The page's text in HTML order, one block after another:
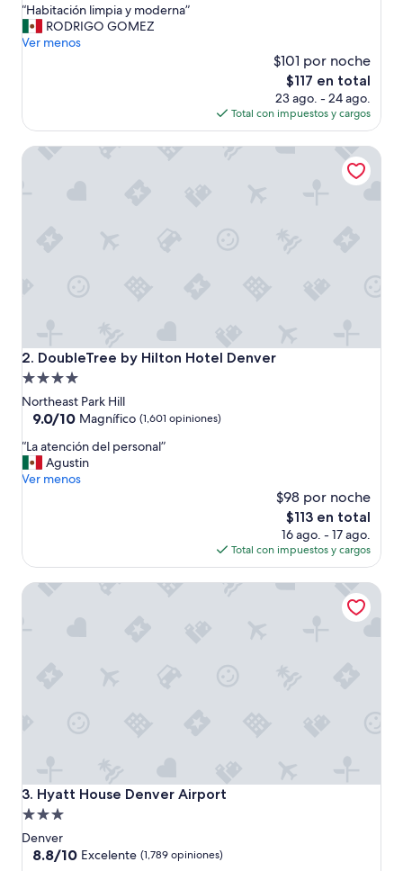
10,
Excelente,
(1,740
“
H
a
c
ó
e
r
n
a
“Habitación limpia y moderna”
RODRIGO GOMEZ
Ver menos
$101 por noche
El
precio
actual
es
de
$117 en total
23 ago. - 24 ago.
Total con impuestos y cargos
2. DoubleTree by Hilton Hotel Denver
DoubleTree by Hilton Hotel Denver
Propiedad
de
4.0
Northeast Park Hill
9.0
10,
Magnífico,
(1,601
9.0/10 Magnífico (1,601 opiniones)
“
L
a
c
ó
l
”
“La atención del personal”
Agustin
Ver menos
$98 por noche
El
precio
actual
es
de
$113 en total
16 ago. - 17 ago.
Total con impuestos y cargos
DoubleTree by Hilton Hotel Denver
3. Hyatt House Denver Airport
Hyatt House Denver Airport
Propiedad
de
3.0
Denver
8.8
8.8/10 Excelente (1,789 opiniones)
Hyatt House Denver Airport